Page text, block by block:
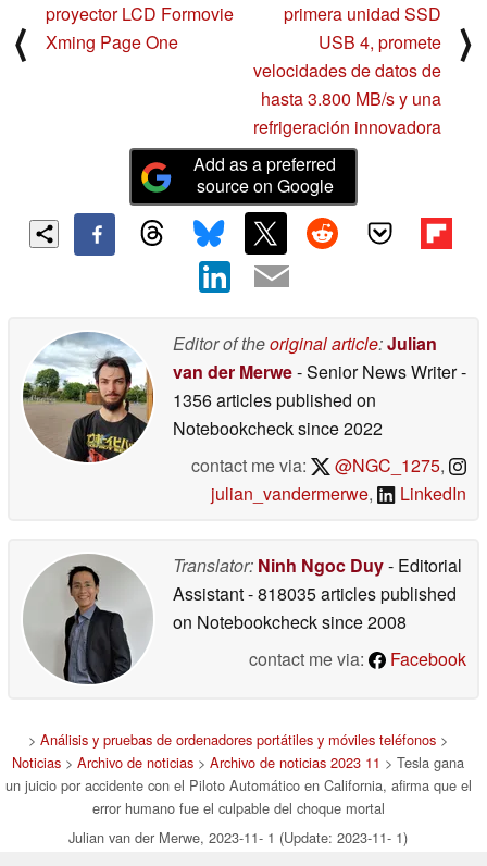
⟨
proyector LCD Formovie
Xming Page One
primera unidad SSD
USB 4, promete
velocidades de datos de
hasta 3.800 MB/s y una
refrigeración innovadora
⟩
Add as a preferred
source on Google
Editor of theoriginal article:Julian
van der Merwe- Senior News Writer-
1356 articles published on
Notebookchecksince 2022
contact me via:
@NGC_1275,
julian_vandermerwe, LinkedIn
Translator: Ninh Ngoc Duy- Editorial
Assistant- 818035 articles published
on Notebookchecksince 2008
contact me via:
Facebook
> Análisis y pruebas de ordenadores portátiles y móviles teléfonos >
Noticias > Archivo de noticias > Archivo de noticias 2023 11 > Tesla gana
un juicio por accidente con el Piloto Automático en California, afirma que el
error humano fue el culpable del choque mortal
Julian van der Merwe, 2023-11- 1 (Update: 2023-11- 1)